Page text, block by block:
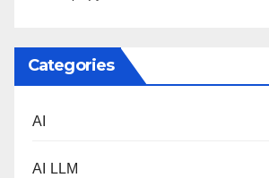
Categories
AI
AI LLM